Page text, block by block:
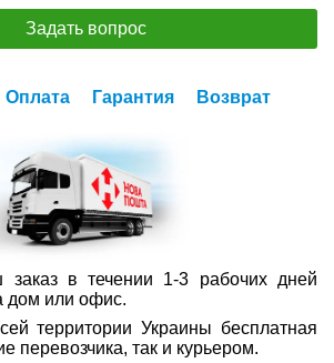
Задать вопрос
Оплата Гарантия Возврат
в течении 1-3 рабочих дней
дом или офис.
территории Украины бесплатная
перевозчика, так и курьером.